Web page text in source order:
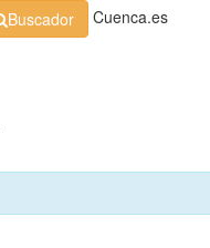
Buscador Cuenca.es